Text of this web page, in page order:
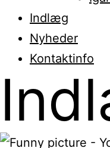
Indlæg
Nyheder
Kontaktinfo